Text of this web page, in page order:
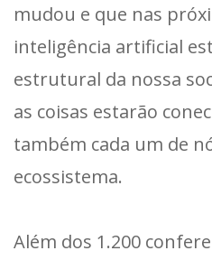
mudou e que nas
inteligência artificial
estrutural da nossa
as coisas estarão
também cada um de
ecossistema.
Além dos 1.200